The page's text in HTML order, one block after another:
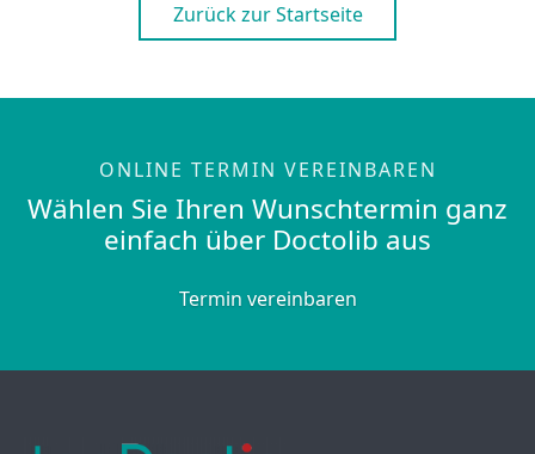
Zurück zur Startseite
ONLINE TERMIN VEREINBAREN
Wählen Sie Ihren Wunschtermin ganz
einfach über Doctolib aus
Termin vereinbaren